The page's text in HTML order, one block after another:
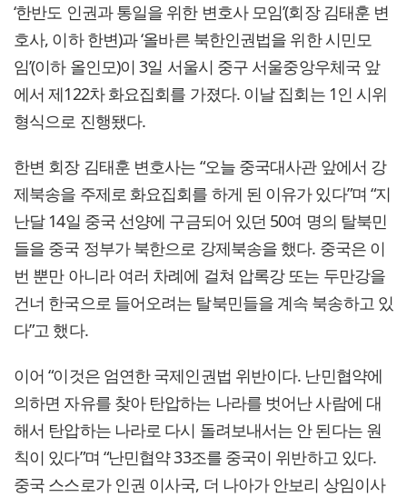
‘한반도 인권과 통일을 위한 변호사 모임’(회장 김태훈 변
호사, 이하 한변)과 ‘올바른 북한인권법을 위한 시민모
임’(이하 올인모)이 3일 서울시 중구 서울중앙우체국 앞
에서 제122차 화요집회를 가졌다. 이날 집회는 1인 시위
형식으로 진행됐다.
한변 회장 김태훈 변호사는 “오늘 중국대사관 앞에서 강
제북송을 주제로 화요집회를 하게 된 이유가 있다”며 “지
난달 14일 중국 선양에 구금되어 있던 50여 명의 탈북민
들을 중국 정부가 북한으로 강제북송을 했다. 중국은 이
번 뿐만 아니라 여러 차례에 걸쳐 압록강 또는 두만강을
건너 한국으로 들어오려는 탈북민들을 계속 북송하고 있
다”고 했다.
이어 “이것은 엄연한 국제인권법 위반이다. 난민협약에
의하면 자유를 찾아 탄압하는 나라를 벗어난 사람에 대
해서 탄압하는 나라로 다시 돌려보내서는 안 된다는 원
칙이 있다”며 “난민협약 33조를 중국이 위반하고 있다.
중국 스스로가 인권 이사국, 더 나아가 안보리 상임이사